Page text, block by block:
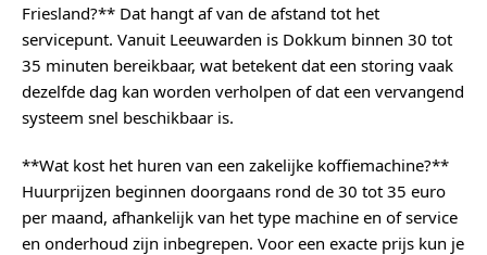
Friesland?** Dat hangt af van de afstand tot het
servicepunt. Vanuit Leeuwarden is Dokkum binnen 30 tot
35 minuten bereikbaar, wat betekent dat een storing vaak
dezelfde dag kan worden verholpen of dat een vervangend
systeem snel beschikbaar is.
**Wat kost het huren van een zakelijke koffiemachine?**
Huurprijzen beginnen doorgaans rond de 30 tot 35 euro
per maand, afhankelijk van het type machine en of service
en onderhoud zijn inbegrepen. Voor een exacte prijs kun je